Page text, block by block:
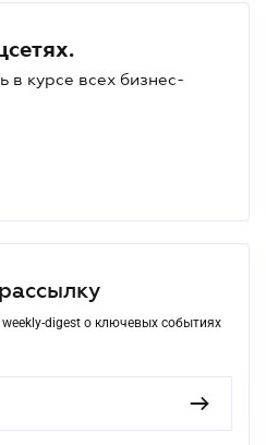
в курсе всех бизнес-
digest о ключевых событиях